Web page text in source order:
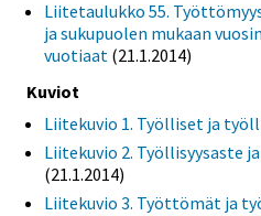
Liitetaulukko 55.
ja sukupuolen mukaan
vuotiaat (21.1.2014)
Kuviot
Liitekuvio 1. Työlliset ja
Liitekuvio 2. Työllisyysaste
(21.1.2014)
Liitekuvio 3. Työttömät ja